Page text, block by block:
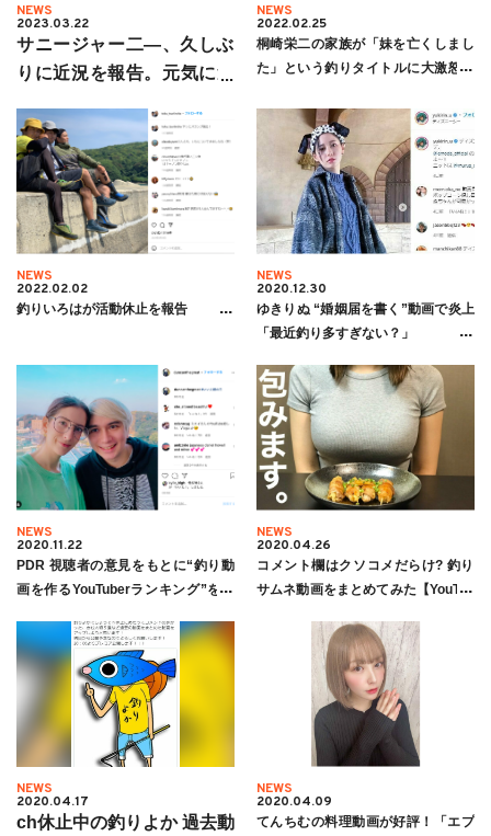
NEWS
2023.03.22
サニージャー二―、久しぶ
りに近況を報告。元気に過
サギ釣りを楽しみにしてい
ます。
NEWS
2022.02.25
桐崎栄二の家族が「妹を亡くしまし
た」という釣りタイトルに大激怒！
NEWS
2022.02.02
釣りいろはが活動休止を報告
NEWS
2020.12.30
ゆきりぬ “婚姻届を書く”動画で炎上
「最近釣り多すぎない？」
NEWS
2020.11.22
PDR 視聴者の意見をもとに“釣り動
画を作るYouTuberランキング”を発
NEWS
2020.04.26
コメント欄はクソコメだらけ? 釣り
サムネ動画をまとめてみた【YouTub
NEWS
2020.04.17
ch休止中の釣りよか 過去動
NEWS
2020.04.09
てんちむの料理動画が好評！「エプ